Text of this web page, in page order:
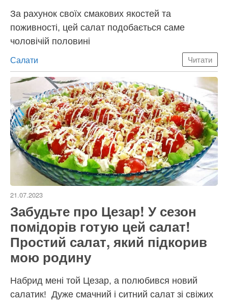
За рахунок своїх смакових якостей та
поживності, цей салат подобається саме
чоловічій половині
Категорії
Салати Читати
21.07.2023
Забудьте про Цезар! У сезон
помідорів готую цей салат!
Простий салат, який підкорив
мою родину
Набрид мені той Цезар, а полюбився новий
салатик! Дуже смачний і ситний салат зі свіжих